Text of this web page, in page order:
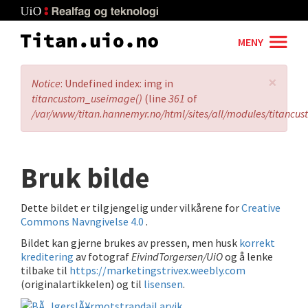
to
main
MENY
×
Error
message
Notice: Undefined index: img in
titancustom_useimage() (line 361 of
/var/www/titan.hannemyr.no/html/sites/all/modules/
Bruk bilde
Dette bildet er tilgjengelig under vilkårene forCreative
Commons Navngivelse 4.0 .
Bildet kan gjerne brukes av pressen, men husk korrekt
kreditering av fotografEivindTorgersen/UiOog å lenke
tilbake til https://marketingstrivex.weebly.com
(originalartikkelen) og til lisensen.